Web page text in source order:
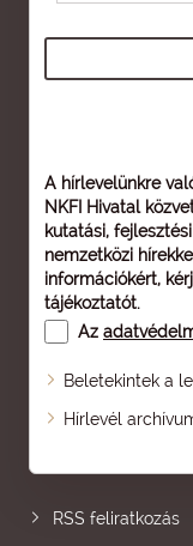
A hírlevelünkre
NKFI Hivatal
kutatási,
nemzetközi
információkért,
tájékoztatót.
Az
Beletekintek a
Hírlevél
Oldaltérkép
RSS feliratkozás